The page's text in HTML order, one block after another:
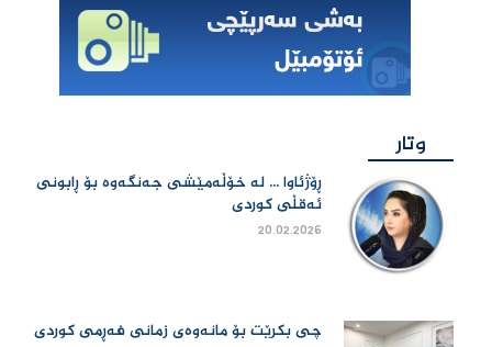
وتار
ڕۆژئاوا ... لە خۆڵەمێشی جەنگەوە بۆ ڕابونی
ئەقڵی کوردی
20.02.2026
چی بكرێت بۆ مانەوەی زمانی فەڕمی كوردی